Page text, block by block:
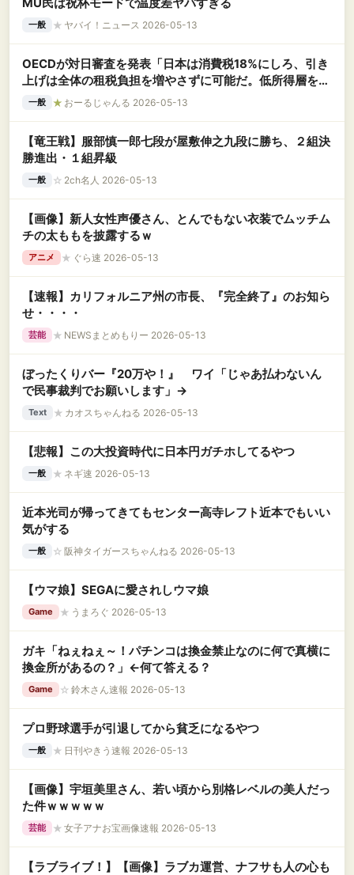
一般 ★ ヤバイ！ニュース 2026-05-13
OECDが対日審査を発表「日本は消費税18%にしろ、引き
上げは全体の租税負担を増やさずに可能だ。低所得層を支
援しろ」
一般 ★ おーるじゃんる 2026-05-13
【竜王戦】服部慎一郎七段が屋敷伸之九段に勝ち、２組決
勝進出・１組昇級
一般 ☆ 2ch名人 2026-05-13
【画像】新人女性声優さん、とんでもない衣装でムッチム
チの太ももを披露するｗ
アニメ ★ ぐら速 2026-05-13
【速報】カリフォルニア州の市長、『完全終了』のお知ら
せ・・・・
芸能 ★ NEWSまとめもりー 2026-05-13
ぼったくりバー『20万や！』 ワイ「じゃあ払わないん
で民事裁判でお願いします」→
Text ★ カオスちゃんねる 2026-05-13
【悲報】この大投資時代に日本円ガチホしてるやつ
一般 ★ ネギ速 2026-05-13
近本光司が帰ってきてもセンター高寺レフト近本でもいい
気がする
一般 ☆ 阪神タイガースちゃんねる 2026-05-13
【ウマ娘】SEGAに愛されしウマ娘
Game ★ うまろぐ 2026-05-13
ガキ「ねぇねぇ～！パチンコは換金禁止なのに何で真横に
換金所があるの？」←何て答える？
Game ☆ 鈴木さん速報 2026-05-13
プロ野球選手が引退してから貧乏になるやつ
一般 ★ 日刊やきう速報 2026-05-13
【画像】宇垣美里さん、若い頃から別格レベルの美人だっ
た件ｗｗｗｗｗ
芸能 ★ 女子アナお宝画像速報 2026-05-13
【ラブライブ！】【画像】ラブカ運営、ナフサも人の心も